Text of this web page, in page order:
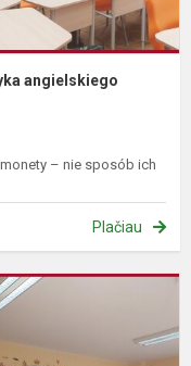
angielskiego
– nie sposób ich
Plačiau